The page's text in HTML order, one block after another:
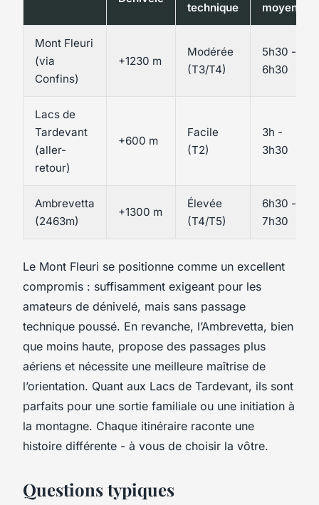
technique moyen
Mont Fleuri
(via
Confins)
+1230 m
Modérée
(T3/T4)
5h30 -
6h30
Lacs de
Tardevant
(aller-
retour)
+600 m
Facile
(T2)
3h -
3h30
Ambrevetta
(2463m)
+1300 m
Élevée
(T4/T5)
6h30 -
7h30
Le Mont Fleuri se positionne comme un excellent
compromis : suffisamment exigeant pour les
amateurs de dénivelé, mais sans passage
technique poussé. En revanche, l’Ambrevetta, bien
que moins haute, propose des passages plus
aériens et nécessite une meilleure maîtrise de
l’orientation. Quant aux Lacs de Tardevant, ils sont
parfaits pour une sortie familiale ou une initiation à
la montagne. Chaque itinéraire raconte une
histoire différente - à vous de choisir la vôtre.
Questions typiques